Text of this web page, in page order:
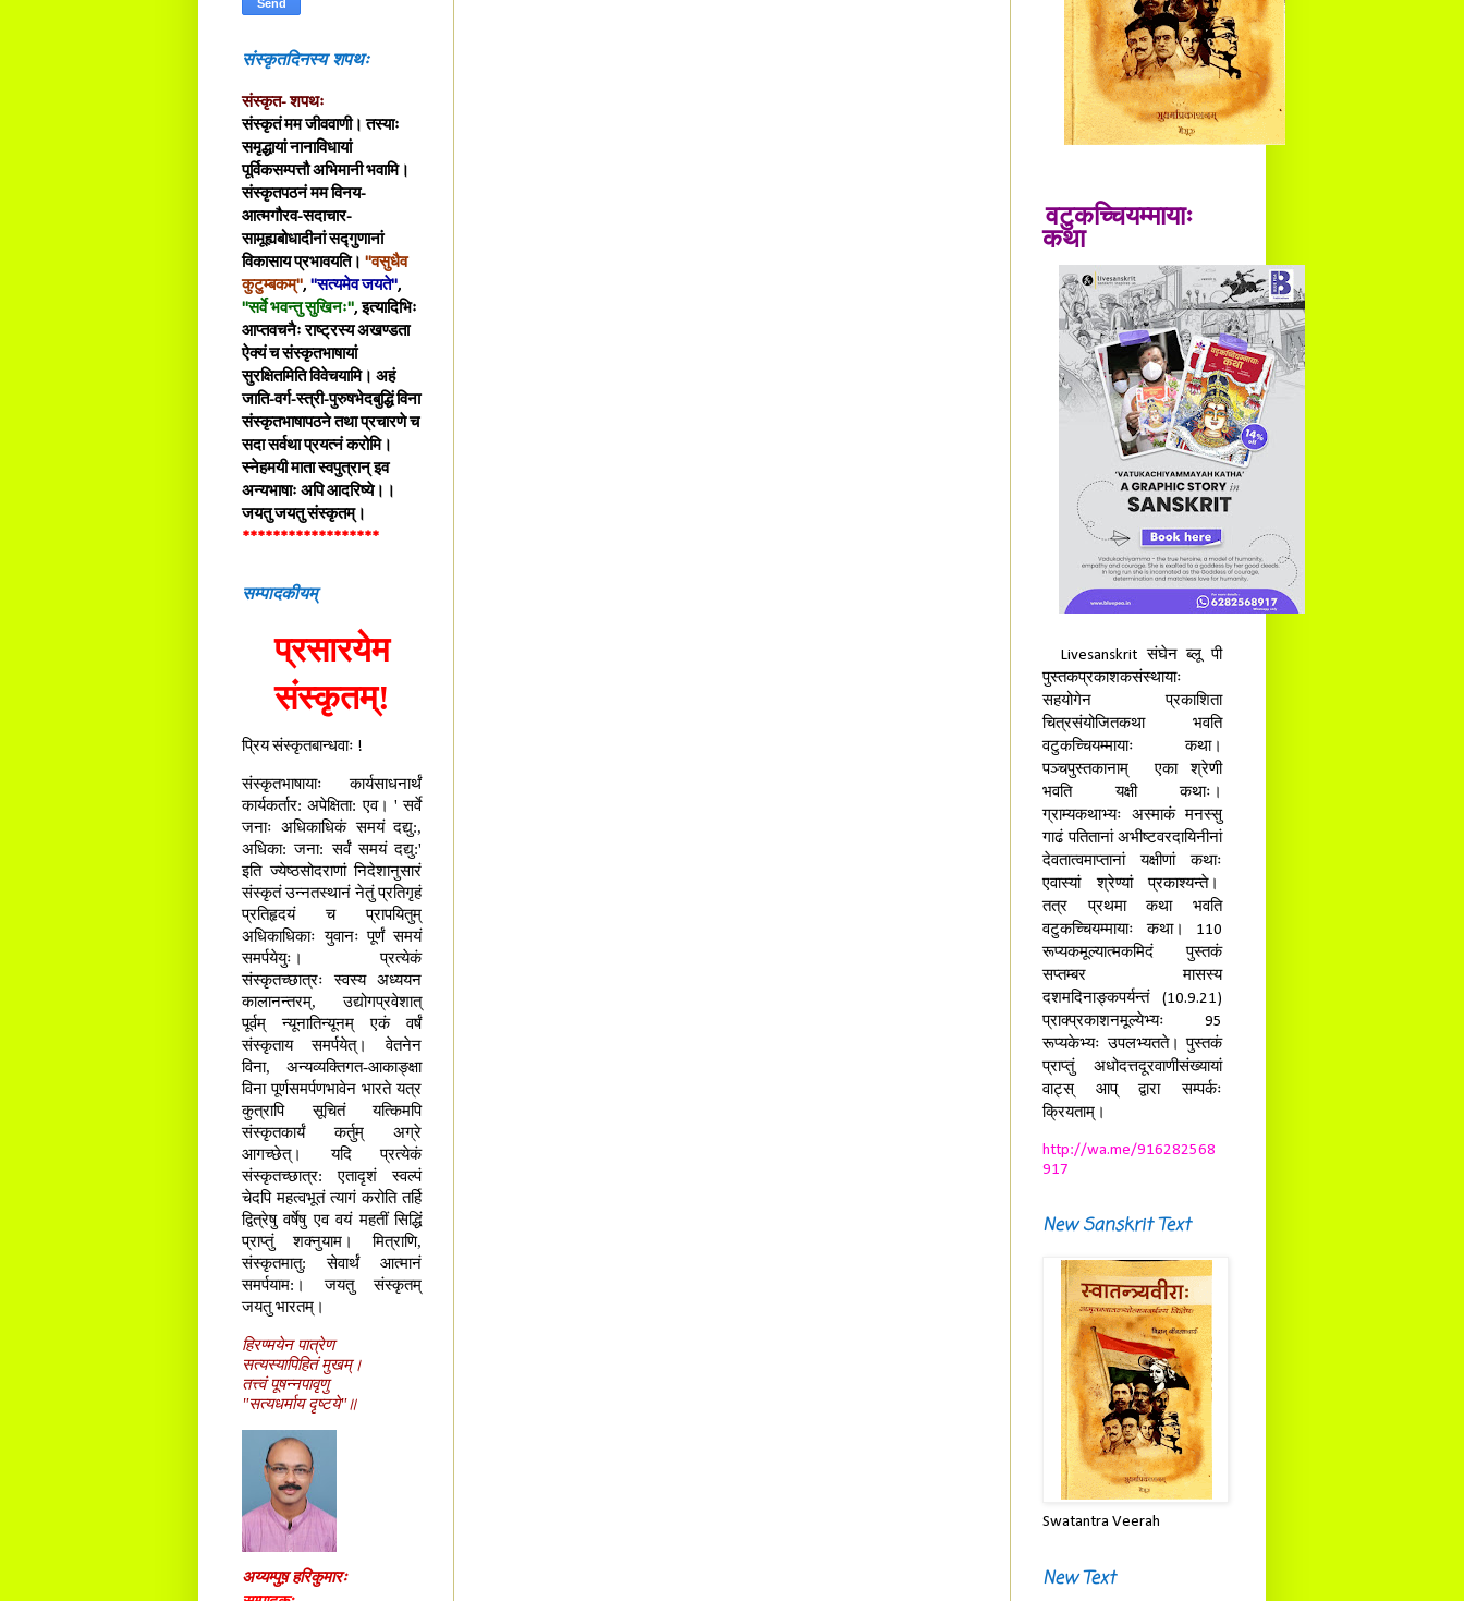
संस्कृतदिनस्य शपथः
संस्कृत- शपथः
संस्कृतं मम जीववाणी। तस्याः
समृद्धायां नानाविधायां
पूर्विकसम्पत्तौ अभिमानी भवामि।
संस्कृतपठनं मम विनय-
आत्मगौरव-सदाचार-
सामूह्यबोधादीनां सद्गुणानां
विकासाय प्रभावयति। "वसुधैव
कुटुम्बकम्", "सत्यमेव जयते",
"सर्वे भवन्तु सुखिनः", इत्यादिभिः
आप्तवचनैः राष्ट्रस्य अखण्डता
ऐक्यं च संस्कृतभाषायां
सुरक्षितमिति विवेचयामि। अहं
जाति-वर्ग-स्त्री-पुरुषभेदबुद्धिं विना
संस्कृतभाषापठने तथा प्रचारणे च
सदा सर्वथा प्रयत्नं करोमि।
स्नेहमयी माता स्वपुत्रान् इव
अन्यभाषाः अपि आदरिष्ये।।
जयतु जयतु संस्कृतम्।
******************
सम्पादकीयम्
प्रसारयेम
संस्कृतम्!
प्रिय संस्कृतबान्धवाः !
संस्कृतभाषायाः कार्यसाधनार्थं
कार्यकर्तार: अपेक्षिता: एव। ' सर्वे
जनाः अधिकाधिकं समयं दद्यु:,
अधिका: जना: सर्वं समयं दद्यु:'
इति ज्येष्ठसोदराणां निदेशानुसारं
संस्कृतं उन्नतस्थानं नेतुं प्रतिगृहं
प्रतिहृदयं च प्रापयितुम्
अधिकाधिकाः युवानः पूर्णं समयं
समर्पयेयुः। प्रत्येकं
संस्कृतच्छात्रः स्वस्य अध्ययन
कालानन्तरम्, उद्योगप्रवेशात्
पूर्वम् न्यूनातिन्यूनम् एकं वर्षं
संस्कृताय समर्पयेत्। वेतनेन
विना, अन्यव्यक्तिगत-आकाङ्क्षा
विना पूर्णसमर्पणभावेन भारते यत्र
कुत्रापि सूचितं यत्किमपि
संस्कृतकार्यं कर्तुम् अग्रे
आगच्छेत्। यदि प्रत्येकं
संस्कृतच्छात्र: एतादृशं स्वल्पं
चेदपि महत्वभूतं त्यागं करोति तर्हि
द्वित्रेषु वर्षेषु एव वयं महतीं सिद्धिं
प्राप्तुं शक्नुयाम। मित्राणि,
संस्कृतमातु: सेवार्थं आत्मानं
समर्पयाम:। जयतु संस्कृतम्
जयतु भारतम्।
हिरण्मयेन पात्रेण
सत्यस्यापिहितं मुखम्।
तत्त्वं पूषन्नपावृणु
"सत्यधर्माय दृष्टये"॥
अय्यम्पुष़ हरिकुमारः
वटुकच्चियम्मायाः
कथा
Livesanskrit संघेन ब्लू पी
पुस्तकप्रकाशकसंस्थायाः
सहयोगेन प्रकाशिता
चित्रसंयोजितकथा भवति
वटुकच्चियम्मायाः कथा।
पञ्चपुस्तकानाम् एका श्रेणी
भवति यक्षी कथाः।
ग्राम्यकथाभ्यः अस्माकं मनस्सु
गाढं पतितानां अभीष्टवरदायिनीनां
देवतात्वमाप्तानां यक्षीणां कथाः
एवास्यां श्रेण्यां प्रकाश्यन्ते।
तत्र प्रथमा कथा भवति
वटुकच्चियम्मायाः कथा। 110
रूप्यकमूल्यात्मकमिदं पुस्तकं
सप्तम्बर मासस्य
दशमदिनाङ्कपर्यन्तं (10.9.21)
प्राक्प्रकाशनमूल्येभ्यः 95
रूप्यकेभ्यः उपलभ्यतते। पुस्तकं
प्राप्तुं अधोदत्तदूरवाणीसंख्यायां
वाट्स् आप् द्वारा सम्पर्कः
क्रियताम्।
http://wa.me/916282568
917
New Sanskrit Text
Swatantra Veerah
New Text